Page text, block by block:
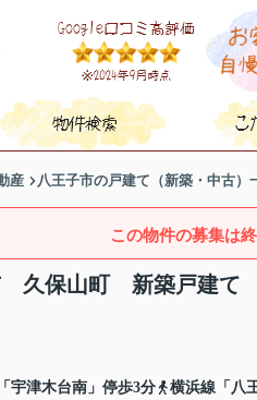
産 八王子市の戸建て（新築・中古）
この物件の募集は終
久保山町 新築戸建て
宇津木台南」停歩3分
横浜線「八